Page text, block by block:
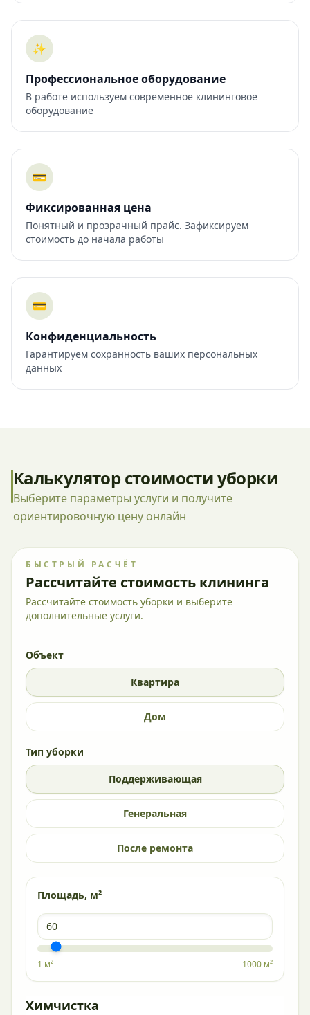
✨
Профессиональное оборудование
В работе используем современное клининговое
оборудование
💳
Фиксированная цена
Понятный и прозрачный прайс. Зафиксируем
стоимость до начала работы
💳
Конфиденциальность
Гарантируем сохранность ваших персональных
данных
Калькулятор стоимости уборки
Выберите параметры услуги и получите
ориентировочную цену онлайн
БЫСТРЫЙ РАСЧЁТ
Рассчитайте стоимость клининга
Рассчитайте стоимость уборки и выберите
дополнительные услуги.
Объект
Квартира
Дом
Тип уборки
Поддерживающая
Генеральная
После ремонта
Площадь, м²
1 м² 1000 м²
Химчистка